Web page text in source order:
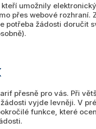
umožnily
přes webové rozhraní.
potřeba žádosti doručit
přesně pro vás. Při
vyjde levněji. V
funkce, které